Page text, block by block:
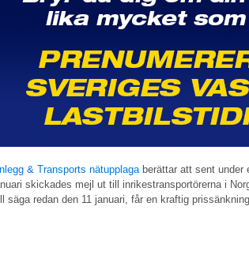
& Transports nätupplaga berättar att sent under
skickades mejl ut till inrikestransportörerna i
säga redan den 11 januari, får en kraftig